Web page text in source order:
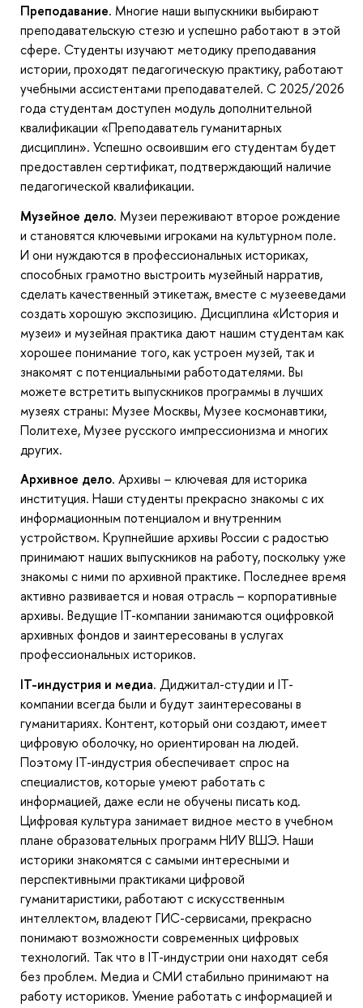
Преподавание. Многие наши выпускники выбирают
преподавательскую стезю и успешно работают в этой
сфере. Студенты изучают методику преподавания
истории, проходят педагогическую практику, работают
учебными ассистентами преподавателей. С 2025/2026
года студентам доступен модуль дополнительной
квалификации «Преподаватель гуманитарных
дисциплин». Успешно освоившим его студентам будет
предоставлен сертификат, подтверждающий наличие
педагогической квалификации.
Музейное дело. Музеи переживают второе рождение
и становятся ключевыми игроками на культурном поле.
И они нуждаются в профессиональных историках,
способных грамотно выстроить музейный нарратив,
сделать качественный этикетаж, вместе с музееведами
создать хорошую экспозицию. Дисциплина «История и
музеи» и музейная практика дают нашим студентам как
хорошее понимание того, как устроен музей, так и
знакомят с потенциальными работодателями. Вы
можете встретить выпускников программы в лучших
музеях страны: Музее Москвы, Музее космонавтики,
Политехе, Музее русского импрессионизма и многих
других.
Архивное дело. Архивы – ключевая для историка
институция. Наши студенты прекрасно знакомы с их
информационным потенциалом и внутренним
устройством. Крупнейшие архивы России с радостью
принимают наших выпускников на работу, поскольку уже
знакомы с ними по архивной практике. Последнее время
активно развивается и новая отрасль – корпоративные
архивы. Ведущие IT-компании занимаются оцифровкой
архивных фондов и заинтересованы в услугах
профессиональных историков.
IT-индустрия и медиа. Диджитал-студии и IT-
компании всегда были и будут заинтересованы в
гуманитариях. Контент, который они создают, имеет
цифровую оболочку, но ориентирован на людей.
Поэтому IT-индустрия обеспечивает спрос на
специалистов, которые умеют работать с
информацией, даже если не обучены писать код.
Цифровая культура занимает видное место в учебном
плане образовательных программ НИУ ВШЭ. Наши
историки знакомятся с самыми интересными и
перспективными практиками цифровой
гуманитаристики, работают с искусственным
интеллектом, владеют ГИС-сервисами, прекрасно
понимают возможности современных цифровых
технологий. Так что в IT-индустрии они находят себя
без проблем. Медиа и СМИ стабильно принимают на
работу историков. Умение работать с информацией и